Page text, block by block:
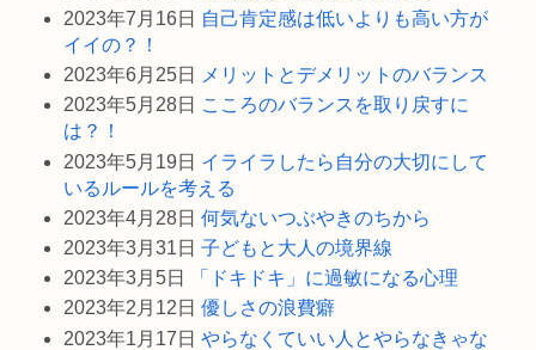
2023年7月16日 自己肯定感は低いよりも高い方が
イイの？！
2023年6月25日
メリットとデメリットのバランス
2023年5月28日 こころのバランスを取り戻すに
は？！
2023年5月19日 イライラしたら自分の大切にして
いるルールを考える
2023年4月28日 何気ないつぶやきのちから
2023年3月31日 子どもと大人の境界線
2023年3月5日
「ドキドキ」に過敏になる心理
2023年2月12日 優しさの浪費癖
2023年1月17日 やらなくていい人とやらなきゃな